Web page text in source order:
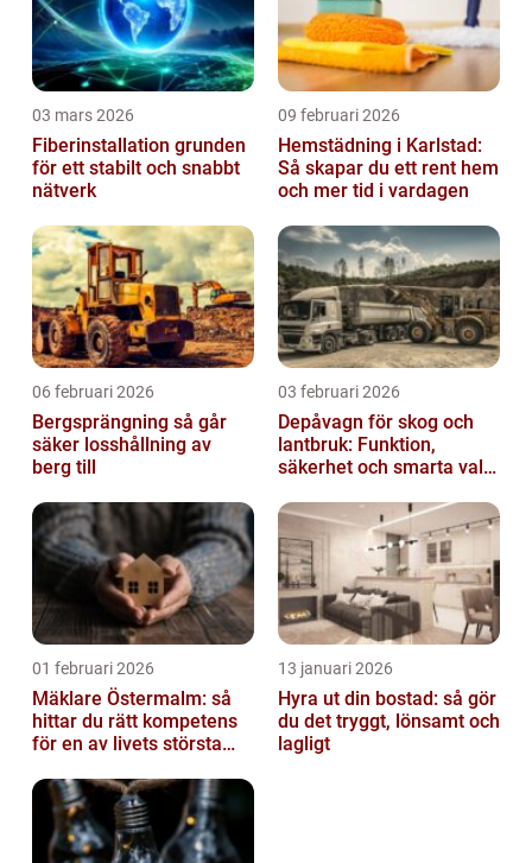
03 mars 2026
Fiberinstallation grunden
för ett stabilt och snabbt
nätverk
09 februari 2026
Hemstädning i Karlstad:
Så skapar du ett rent hem
och mer tid i vardagen
06 februari 2026
Bergsprängning så går
säker losshållning av
berg till
03 februari 2026
Depåvagn för skog och
lantbruk: Funktion,
säkerhet och smarta val
01 februari 2026
Mäklare Östermalm: så
hittar du rätt kompetens
för en av livets största
13 januari 2026
Hyra ut din bostad: så gör
du det tryggt, lönsamt och
lagligt